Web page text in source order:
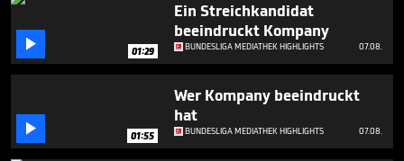
 01:29
Ein Streichkandidat
beeindruckt Kompany
BUNDESLIGA MEDIATHEK HIGHLIGHTS 07.08.
 01:55
Wer Kompany beeindruckt
hat
BUNDESLIGA MEDIATHEK HIGHLIGHTS 07.08.